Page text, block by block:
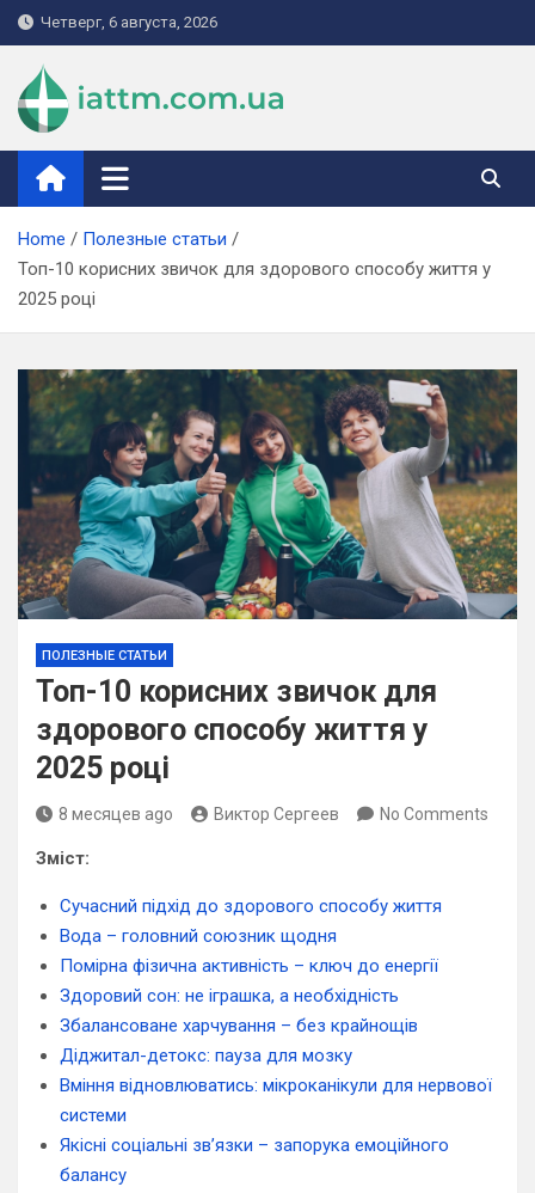
Skip
to
content
Четверг, 6 августа, 2026
iattm.com.ua
Home
Полезные статьи
Топ-10 корисних звичок для здорового способу життя у
2025 році
ПОЛЕЗНЫЕ СТАТЬИ
Топ-10 корисних звичок для
здорового способу життя у
2025 році
8 месяцев ago Виктор Сергеев No Comments
Зміст:
Сучасний підхід до здорового способу життя
Вода – головний союзник щодня
Помірна фізична активність – ключ до енергії
Здоровий сон: не іграшка, а необхідність
Збалансоване харчування – без крайнощів
Діджитал-детокс: пауза для мозку
Вміння відновлюватись: мікроканікули для нервової
системи
Якісні соціальні зв’язки – запорука емоційного
балансу